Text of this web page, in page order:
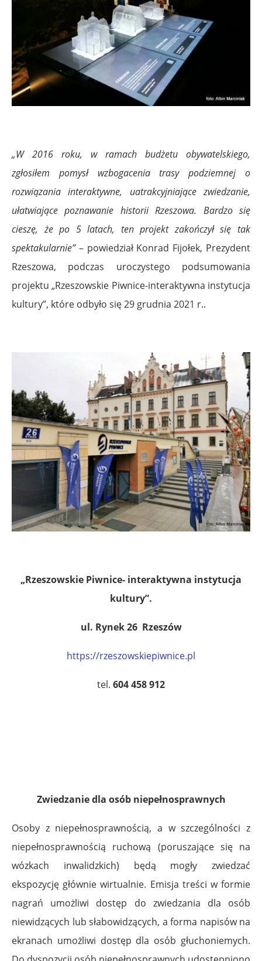
„W 2016 roku, w ramach budżetu obywatelskiego,
zgłosiłem pomysł wzbogacenia trasy podziemnej o
rozwiązania interaktywne, uatrakcyjniające zwiedzanie,
ułatwiające poznawanie historii Rzeszowa. Bardzo się
cieszę, że po 5 latach, ten projekt zakończył się tak
spektakularnie”– powiedział Konrad Fijołek, Prezydent
Rzeszowa, podczas uroczystego podsumowania
projektu „Rzeszowskie Piwnice-interaktywna instytucja
kultury”, które odbyło się 29 grudnia 2021 r..
„Rzeszowskie Piwnice- interaktywna instytucja
kultury”.
ul. Rynek 26 Rzeszów
https://rzeszowskiepiwnice.pl
tel. 604 458 912
Zwiedzanie dla osób niepełnosprawnych
Osoby z niepełnosprawnością, a w szczególności z
niepełnosprawnością ruchową (poruszające się na
wózkach inwalidzkich) będą mogły zwiedzać
ekspozycję głównie wirtualnie. Emisja treści w formie
nagrań umożliwi dostęp do zwiedzania dla osób
niewidzących lub słabowidzących, a forma napisów na
ekranach umożliwi dostęp dla osób głuchoniemych.